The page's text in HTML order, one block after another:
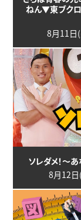
ねん▼東ブク
8月11日
ソレダメ！～
8月12